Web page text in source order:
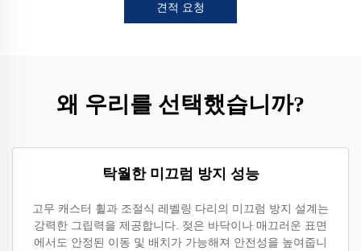
견적 요청
왜 우리를 선택했습니까?
탁월한 미끄럼 방지 성능
고무 캐스터 휠과 조절식 레벨링 다리의 미끄럼 방지 설계는
강력한 그립력을 제공합니다. 젖은 바닥이나 매끄러운 표면
에서도 안정된 이동 및 배치가 가능해져 안전성을 높여줍니